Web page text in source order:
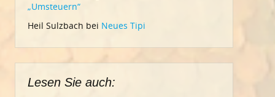
„Umsteuern“
Heil Sulzbach bei Neues Tipi
Lesen Sie auch: